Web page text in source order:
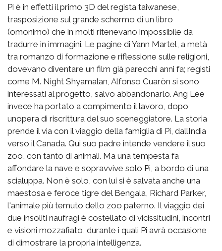
Pi è in effetti il primo 3D del regista taiwanese,
trasposizione sul grande schermo di un libro
(omonimo) che in molti ritenevano impossibile da
tradurre in immagini. Le pagine di Yann Martel, a metà
tra romanzo di formazione e riflessione sulle religioni,
dovevano diventare un film già parecchi anni fa; registi
come M. Night Shyamalan, Alfonso Cuaròn si sono
interessati al progetto, salvo abbandonarlo. Ang Lee
invece ha portato a compimento il lavoro, dopo
unopera di riscrittura del suo sceneggiatore. La storia
prende il via con il viaggio della famiglia di Pi, dallIndia
verso il Canada. Qui suo padre intende vendere il suo
zoo, con tanto di animali. Ma una tempesta fa
affondare la nave e sopravvive solo Pi, a bordo di una
scialuppa. Non è solo, con lui si è salvata anche una
maestosa e feroce tigre del Bengala, Richard Parker,
l'animale più temuto dello zoo paterno. Il viaggio dei
due insoliti naufragi è costellato di vicissitudini, incontri
e visioni mozzafiato, durante i quali Pi avrà occasione
di dimostrare la propria intelligenza.